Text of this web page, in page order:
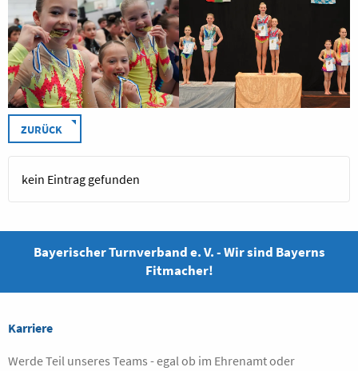
ZURÜCK
kein Eintrag gefunden
Bayerischer Turnverband e. V. - Wir sind Bayerns
Fitmacher!
Karriere
Werde Teil unseres Teams - egal ob im Ehrenamt oder